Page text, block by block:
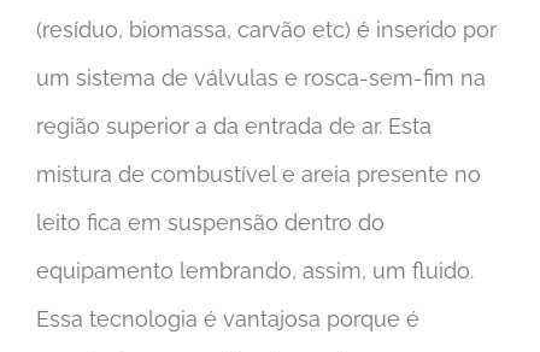
(resíduo, biomassa, carvão etc) é inserido por
um sistema de válvulas e rosca-sem-fim na
região superior a da entrada de ar. Esta
mistura de combustível e areia presente no
leito fica em suspensão dentro do
equipamento lembrando, assim, um fluido.
Essa tecnologia é vantajosa porque é